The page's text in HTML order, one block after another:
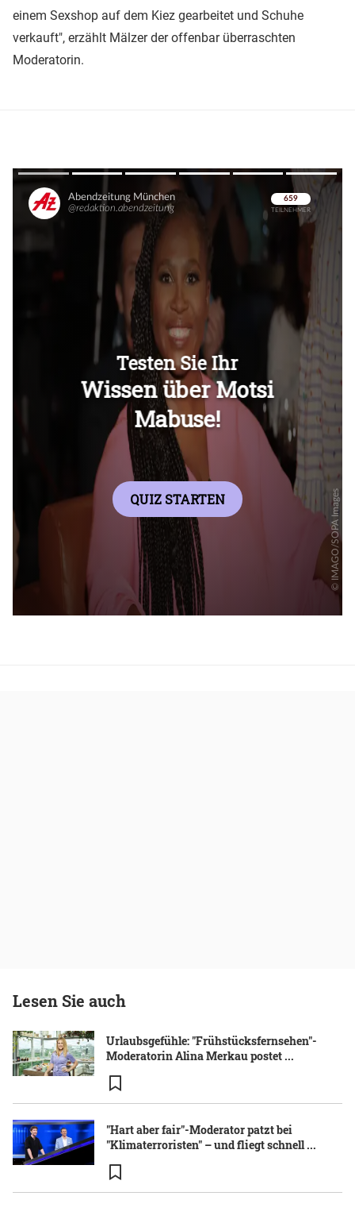
einem Sexshop auf dem Kiez gearbeitet und Schuhe
verkauft", erzählt Mälzer der offenbar überraschten
Moderatorin.
Überspringen
Überspringen
Lesen Sie auch
Urlaubsgefühle: "Frühstücksfernsehen"-
Moderatorin Alina Merkau postet ...
"Hart aber fair"-Moderator patzt bei
"Klimaterroristen" – und fliegt schnell ...